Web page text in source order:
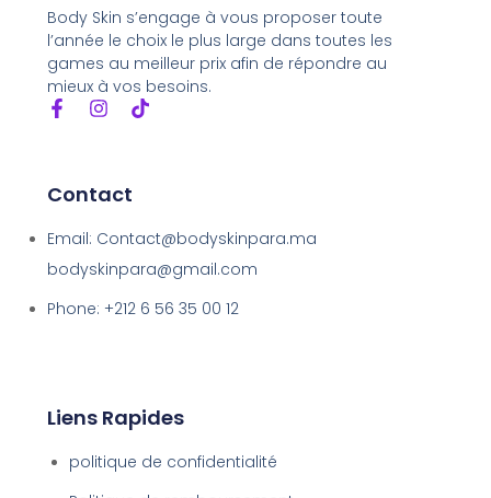
Body Skin s’engage à vous proposer toute
l’année le choix le plus large dans toutes les
games au meilleur prix afin de répondre au
mieux à vos besoins.
Contact
Email: Contact@bodyskinpara.ma
bodyskinpara@gmail.com
Phone: +212 6 56 35 00 12
Liens Rapides
politique de confidentialité